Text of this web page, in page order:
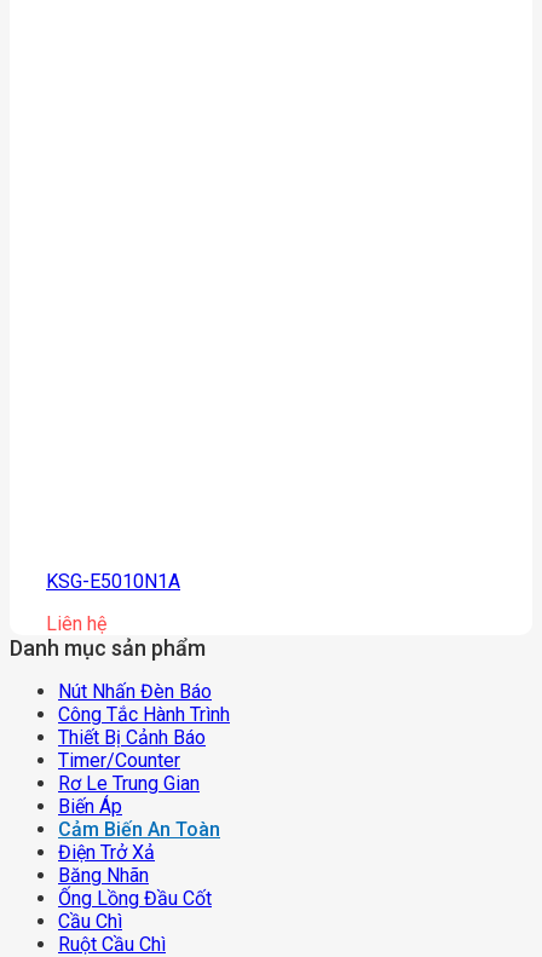
KSG-E5010N1A
Liên hệ
Danh mục sản phẩm
Nút Nhấn Đèn Báo
Công Tắc Hành Trình
Thiết Bị Cảnh Báo
Timer/counter
Rơ Le Trung Gian
Biến Áp
Cảm Biến An Toàn
Điện Trở Xả
Băng Nhãn
Ống Lồng Đầu Cốt
Cầu Chì
Ruột Cầu Chì